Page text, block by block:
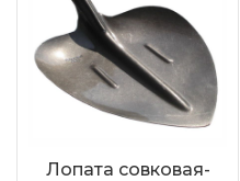
Лопата совковая-